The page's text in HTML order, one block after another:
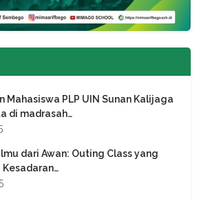
Mahasiswa PLP UIN Sunan Kalijaga
di madrasah…
dari Awan: Outing Class yang